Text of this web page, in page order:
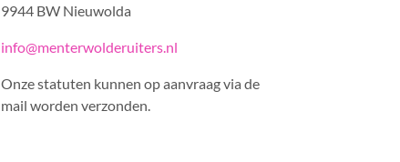
9944 BW Nieuwolda
info@menterwolderuiters.nl
Onze statuten kunnen op aanvraag via de
mail worden verzonden.